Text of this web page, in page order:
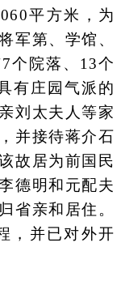
平方米，为
军第、学馆、
个院落、13个
有庄园气派的
刘太夫人等家
并接待蒋介石
故居为前国民
德明和元配夫
省亲和居住。
，并已对外开